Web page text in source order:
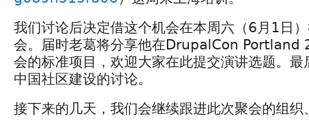
我们讨论后决定借这个机会在本周六（6月1日
会。届时老葛将分享他在DrupalCon Portland
会的标准项目，欢迎大家在此提交演讲选题。
中国社区建设的讨论。
接下来的几天，我们会继续跟进此次聚会的组织